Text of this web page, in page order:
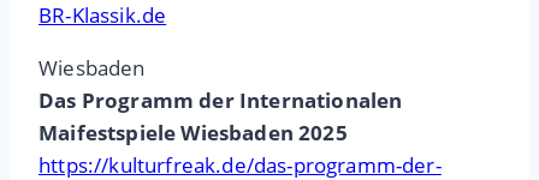
BR-Klassik.de
Wiesbaden
Das Programm der Internationalen
Maifestspiele Wiesbaden 2025
https://kulturfreak.de/das-programm-der-